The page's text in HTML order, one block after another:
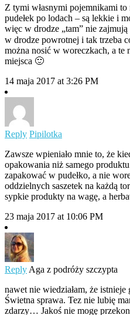
Z tymi własnymi pojemnikami
pudełek po lodach – są lekkie i
więc w drodze „tam” nie
w drodze powrotnej i tak trzeba
można nosić w woreczkach, a te
miejsca 🙂
14 maja 2017 at 3:26 PM
Reply Pipilotka
Zawsze wpieniało mnie to, że
opakowania niż samego
zapakować w pudełko, a nie
oddzielnych saszetek na każdą
sypkie produkty na wagę, a
23 maja 2017 at 10:06 PM
Reply Aga z podróży szczypta
nawet nie wiedziałam, że
Świetna sprawa. Tez nie lubię
zdarzy… Jakoś nie mogę